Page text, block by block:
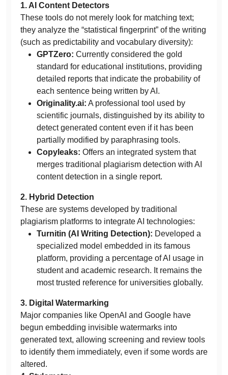
1. AI Content Detectors
These tools do not merely look for matching text;
they analyze the “statistical fingerprint” of the writing
(such as predictability and vocabulary diversity):
GPTZero: Currently considered the gold
standard for educational institutions, providing
detailed reports that indicate the probability of
each sentence being written by AI.
Originality.ai: A professional tool used by
scientific journals, distinguished by its ability to
detect generated content even if it has been
partially modified by paraphrasing tools.
Copyleaks: Offers an integrated system that
merges traditional plagiarism detection with AI
content detection in a single report.
2. Hybrid Detection
These are systems developed by traditional
plagiarism platforms to integrate AI technologies:
Turnitin (AI Writing Detection): Developed a
specialized model embedded in its famous
platform, providing a percentage of AI usage in
student and academic research. It remains the
most trusted reference for universities globally.
3. Digital Watermarking
Major companies like OpenAI and Google have
begun embedding invisible watermarks into
generated text, allowing screening and review tools
to identify them immediately, even if some words are
altered.